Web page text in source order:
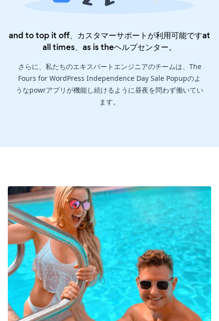
and to top it off、カスタマーサポートが利用可能ですat
all times、as is theヘルプセンター。
さらに、私たちのエキスパートエンジニアのチームは、The
Fours for WordPress Independence Day Sale Popupのよ
うなpowrアプリが機能し続けるように昼夜を問わず働いてい
ます。